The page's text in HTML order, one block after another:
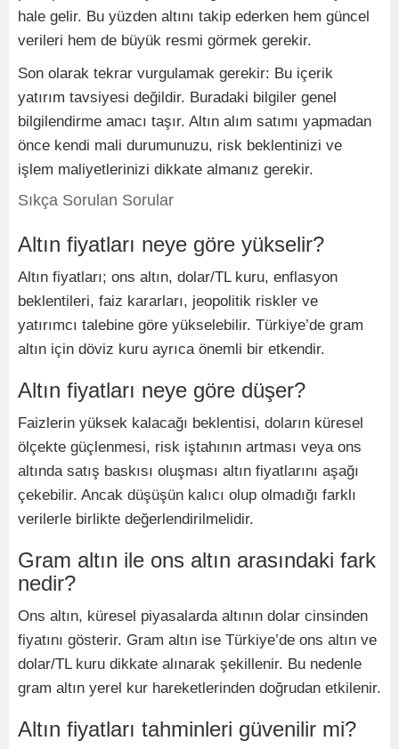
hale gelir. Bu yüzden altını takip ederken hem güncel
verileri hem de büyük resmi görmek gerekir.
Son olarak tekrar vurgulamak gerekir: Bu içerik
yatırım tavsiyesi değildir. Buradaki bilgiler genel
bilgilendirme amacı taşır. Altın alım satımı yapmadan
önce kendi mali durumunuzu, risk beklentinizi ve
işlem maliyetlerinizi dikkate almanız gerekir.
Sıkça Sorulan Sorular
Altın fiyatları neye göre yükselir?
Altın fiyatları; ons altın, dolar/TL kuru, enflasyon
beklentileri, faiz kararları, jeopolitik riskler ve
yatırımcı talebine göre yükselebilir. Türkiye’de gram
altın için döviz kuru ayrıca önemli bir etkendir.
Altın fiyatları neye göre düşer?
Faizlerin yüksek kalacağı beklentisi, doların küresel
ölçekte güçlenmesi, risk iştahının artması veya ons
altında satış baskısı oluşması altın fiyatlarını aşağı
çekebilir. Ancak düşüşün kalıcı olup olmadığı farklı
verilerle birlikte değerlendirilmelidir.
Gram altın ile ons altın arasındaki fark
nedir?
Ons altın, küresel piyasalarda altının dolar cinsinden
fiyatını gösterir. Gram altın ise Türkiye’de ons altın ve
dolar/TL kuru dikkate alınarak şekillenir. Bu nedenle
gram altın yerel kur hareketlerinden doğrudan etkilenir.
Altın fiyatları tahminleri güvenilir mi?